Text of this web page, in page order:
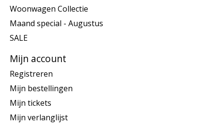
Woonwagen Collectie
Maand special - Augustus
SALE
Mijn account
Registreren
Mijn bestellingen
Mijn tickets
Mijn verlanglijst